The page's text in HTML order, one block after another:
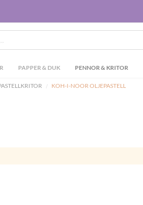
PAPPER & DUK PENNOR & KRITOR
KOH-I-NOOR OLJEPASTELL